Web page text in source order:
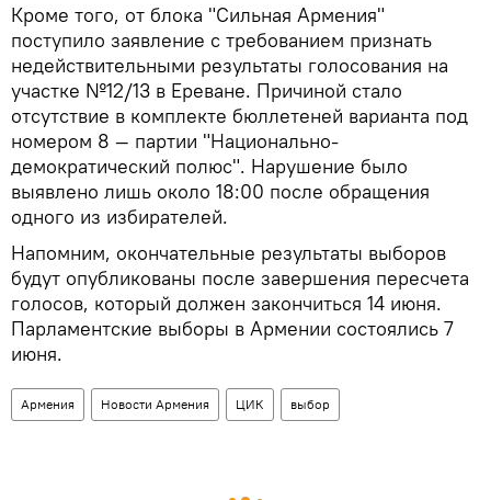
Кроме того, от блока "Сильная Армения"
поступило заявление с требованием признать
недействительными результаты голосования на
участке №12/13 в Ереване. Причиной стало
отсутствие в комплекте бюллетеней варианта под
номером 8 — партии "Национально-
демократический полюс". Нарушение было
выявлено лишь около 18:00 после обращения
одного из избирателей.
Напомним, окончательные результаты выборов
будут опубликованы после завершения пересчета
голосов, который должен закончиться 14 июня.
Парламентские выборы в Армении состоялись 7
июня.
Армения Новости Армения ЦИК выбор